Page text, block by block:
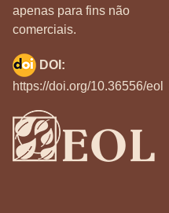
apenas para fins não
comerciais.
DOI:
https://doi.org/10.36556/eol